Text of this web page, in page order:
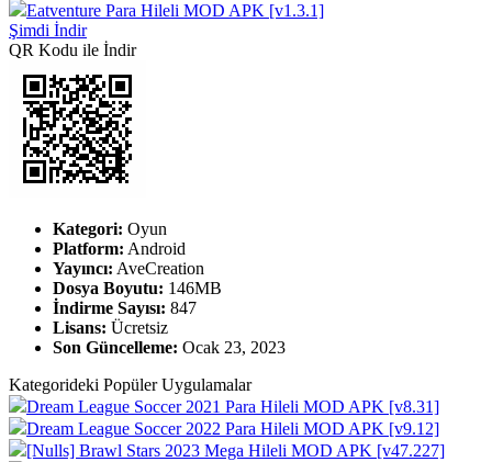
Eatventure Para Hileli MOD APK [v1.3.1]
Şimdi İndir
QR Kodu ile İndir
Kategori: Oyun
Platform: Android
Yayıncı: AveCreation
Dosya Boyutu: 146MB
İndirme Sayısı: 847
Lisans: Ücretsiz
Son Güncelleme: Ocak 23, 2023
Kategorideki Popüler Uygulamalar
Dream League Soccer 2021 Para Hileli MOD APK [v8.31]
Dream League Soccer 2022 Para Hileli MOD APK [v9.12]
[Nulls] Brawl Stars 2023 Mega Hileli MOD APK [v47.227]